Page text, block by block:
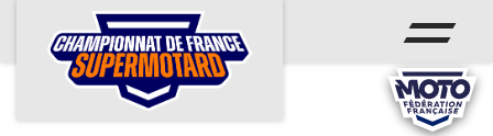
ACCUEIL
ACTUS
CALENDRIER